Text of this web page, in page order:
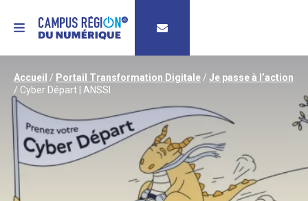
MENU
Accueil / Portail Transformation Digitale / Je passe à l’action
/ Cyber Départ | ANSSI